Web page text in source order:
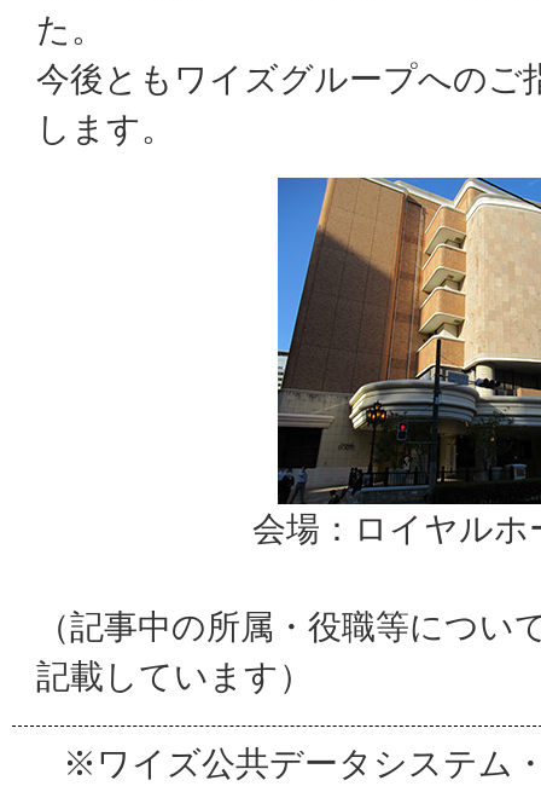
た。
今後ともワイズグループへのご
します。
会場：ロイヤル
（記事中の所属・役職等につい
記載しています）
※ワイズ公共データシステム